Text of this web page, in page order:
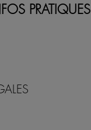
PRATIQUES